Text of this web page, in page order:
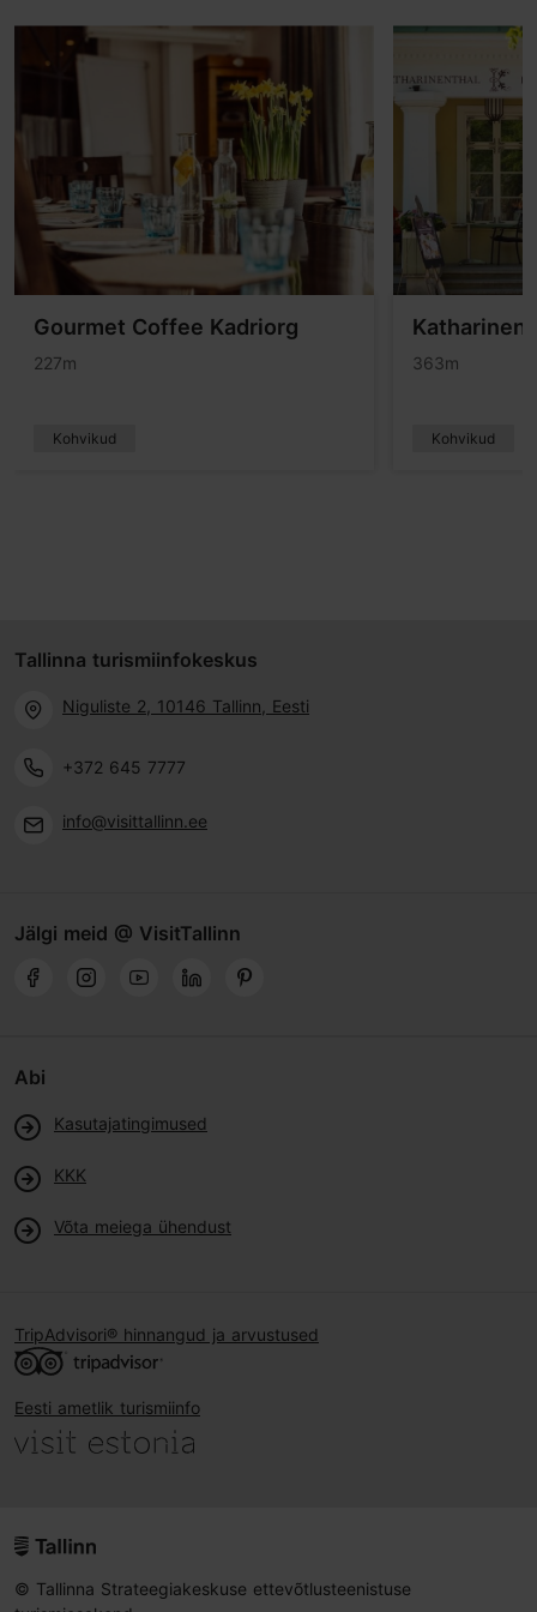
Gourmet Coffee Kadriorg
227m
Kohvikud
363m
Kohvikud
Tallinna turismiinfokeskus
Niguliste 2, 10146 Tallinn, Eesti
+372 645 7777
info@visittallinn.ee
Jälgi meid @ VisitTallinn
Abi
Kasutajatingimused
KKK
Võta meiega ühendust
TripAdvisori® hinnangud ja arvustused
Eesti ametlik turismiinfo
© Tallinna Strateegiakeskuse ettevõtlusteenistuse